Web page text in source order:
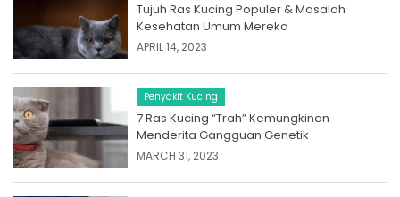
Tujuh Ras Kucing Populer & Masalah
Kesehatan Umum Mereka
APRIL 14, 2023
Penyakit Kucing
7 Ras Kucing “Trah” Kemungkinan
Menderita Gangguan Genetik
MARCH 31, 2023